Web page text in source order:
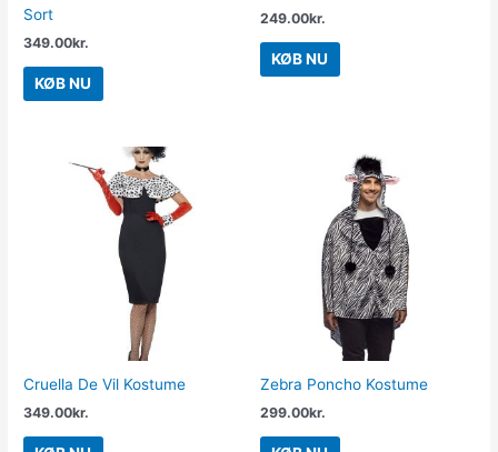
Sort
349.00kr.
KØB NU
249.00kr.
KØB NU
Cruella De Vil Kostume
349.00kr.
Zebra Poncho Kostume
299.00kr.